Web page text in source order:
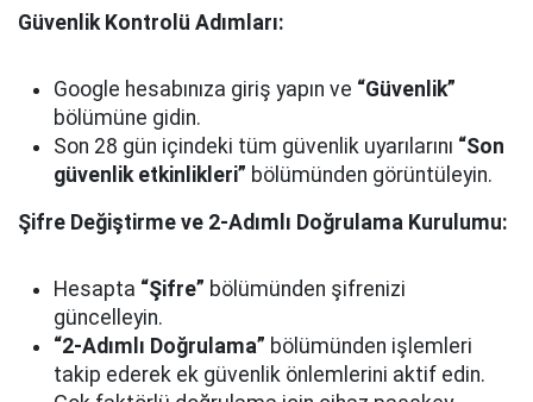
Güvenlik Kontrolü Adımları:
Google hesabınıza giriş yapın ve “Güvenlik”
bölümüne gidin.
Son 28 gün içindeki tüm güvenlik uyarılarını “Son
güvenlik etkinlikleri” bölümünden görüntüleyin.
Şifre Değiştirme ve 2-Adımlı Doğrulama Kurulumu:
Hesapta “Şifre” bölümünden şifrenizi
güncelleyin.
“2-Adımlı Doğrulama” bölümünden işlemleri
takip ederek ek güvenlik önlemlerini aktif edin.